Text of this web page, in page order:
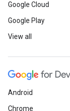
Google Cloud
Google Play
View all
Android
Chrome